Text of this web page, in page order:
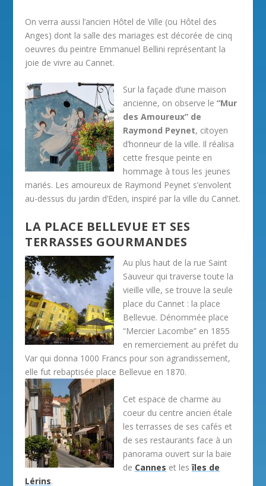
On verra aussi l’ancien Hôtel de Ville (ou Hôtel des
Anges) dont la salle des mariages est décorée de cinq
oeuvres du peintre Emmanuel Bellini représentant la
joie de vivre au Cannet.
Sur la façade d’une maison
ancienne, on observe le“Mur
des Amoureux” de
Raymond Peynet, citoyen
d’honneur de la ville. Il réalisa
cette fresque peinte en
hommage à tous les jeunes
mariés. Les amoureux de Raymond Peynet s’envolent
au-dessus du jardin d’Eden, inspiré par la ville du Cannet.
LA PLACE BELLEVUE ET SES
TERRASSES GOURMANDES
Au plus haut de la rue Saint
Sauveur qui traverse toute la
vieille ville, se trouve la seule
place du Cannet : la place
Bellevue. Dénommée place
“Mercier Lacombe” en 1855
en remerciement au préfet du
Var qui donna 1000 Francs pour son agrandissement,
elle fut rebaptisée place Bellevue en 1870.
Cet espace de charme au
coeur du centre ancien étale
les terrasses de ses cafés et
de ses restaurants face à un
panorama ouvert sur la baie
de Cannes et lesîles de
Lérins.